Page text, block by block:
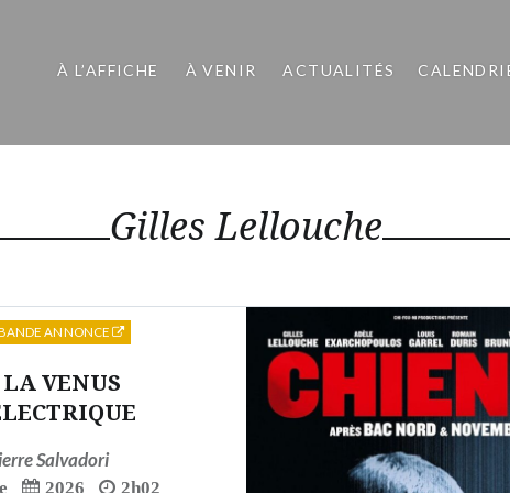
À L’AFFICHE À VENIR ACTUALITÉS
Gilles Lellouche
LA VENUS
Salvadori
2026
2h02
ANNONCE